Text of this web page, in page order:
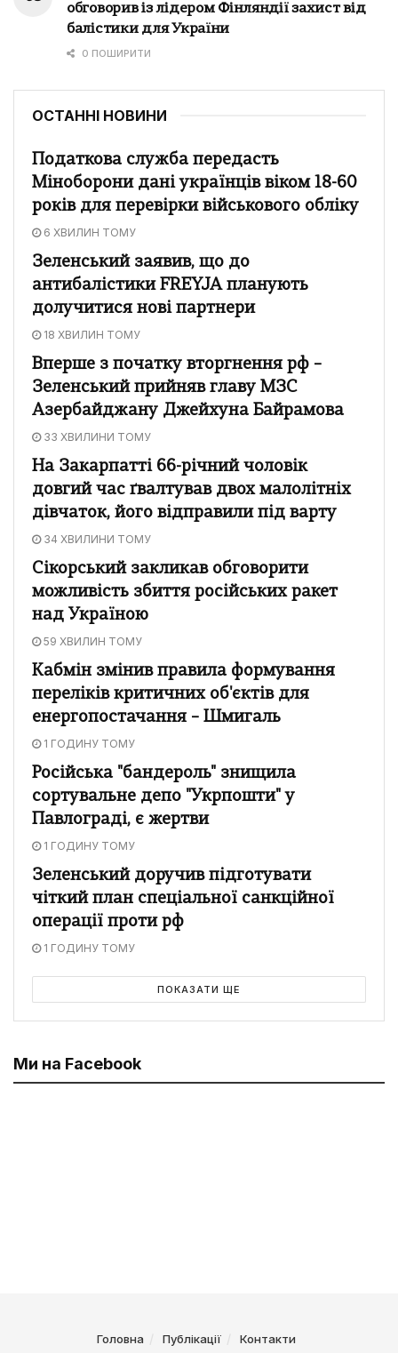
обговорив із лідером Фінляндії захист від
балістики для України
0 ПОШИРИТИ
ОСТАННІ НОВИНИ
Податкова служба передасть
Міноборони дані українців віком 18-60
років для перевірки військового обліку
6 ХВИЛИН ТОМУ
Зеленський заявив, що до
антибалістики FREYJA планують
долучитися нові партнери
18 ХВИЛИН ТОМУ
Вперше з початку вторгнення рф –
Зеленський прийняв главу МЗС
Азербайджану Джейхуна Байрамова
33 ХВИЛИНИ ТОМУ
На Закарпатті 66-річний чоловік
довгий час ґвалтував двох малолітніх
дівчаток, його відправили під варту
34 ХВИЛИНИ ТОМУ
Сікорський закликав обговорити
можливість збиття російських ракет
над Україною
59 ХВИЛИН ТОМУ
Кабмін змінив правила формування
переліків критичних об'єктів для
енергопостачання – Шмигаль
1 ГОДИНУ ТОМУ
Російська "бандероль" знищила
сортувальне депо "Укрпошти" у
Павлограді, є жертви
1 ГОДИНУ ТОМУ
Зеленський доручив підготувати
чіткий план спеціальної санкційної
операції проти рф
1 ГОДИНУ ТОМУ
ПОКАЗАТИ ЩЕ
Ми на Facebook
Головна Публікації Контакти